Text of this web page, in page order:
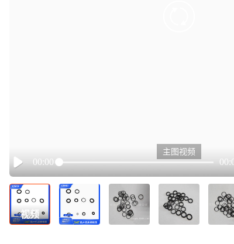
Play
00:00
主图视频
视频